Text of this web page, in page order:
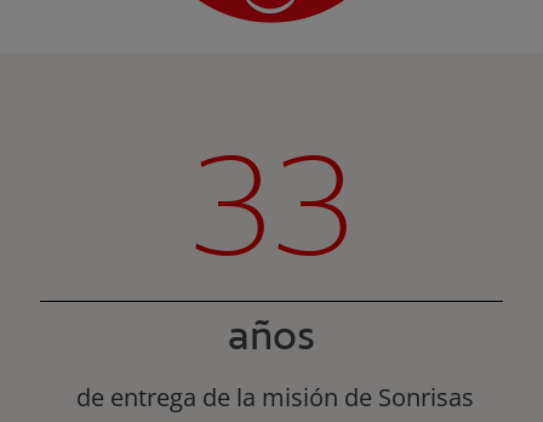
33
años
de entrega de la misión de Sonrisas